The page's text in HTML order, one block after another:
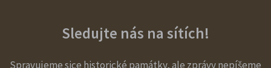
Sledujte nás na sítích!
Spravujeme sice historické památky, ale zprávy nepíšeme